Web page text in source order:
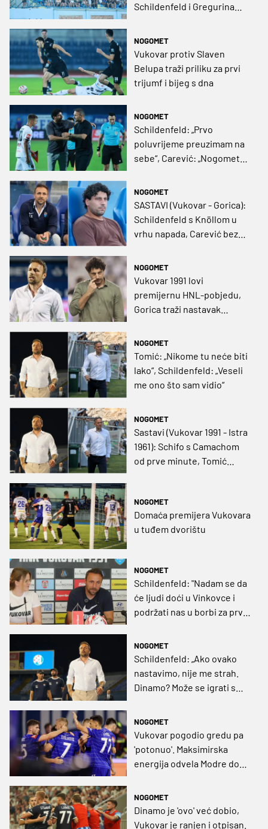
Schildenfeld i Gregurina
NOGOMET
Vukovar protiv Slaven
Belupa traži priliku za prvi
trijumf i bijeg s dna
NOGOMET
Schildenfeld: „Prvo
poluvrijeme preuzimam na
sebe“, Carević: „Nogomet
NOGOMET
SASTAVI (Vukovar - Gorica):
Schildenfeld s Knöllom u
vrhu napada, Carević bez
NOGOMET
Vukovar 1991 lovi
premijernu HNL-pobjedu,
Gorica traži nastavak
NOGOMET
Tomić: „Nikome tu neće biti
lako“, Schildenfeld: „Veseli
me ono što sam vidio“
NOGOMET
Sastavi (Vukovar 1991 - Istra
1961): Schifo s Camachom
od prve minute, Tomić
NOGOMET
Domaća premijera Vukovara
u tuđem dvorištu
NOGOMET
Schildenfeld: "Nadam se da
će ljudi doći u Vinkovce i
podržati nas u borbi za prve
NOGOMET
Schildenfeld: „Ako ovako
nastavimo, nije me strah.
Dinamo? Može se igrati s
NOGOMET
Vukovar pogodio gredu pa
'potonuo'. Maksimirska
energija odvela Modre do
NOGOMET
Dinamo je 'ovo' već dobio,
Vukovar je ranjen i otpisan.